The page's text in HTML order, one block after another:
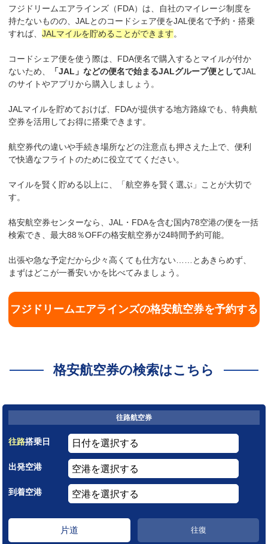
フジドリームエアラインズ（FDA）は、自社のマイレージ制度を
持たないものの、JALとのコードシェア便をJAL便名で予約・搭乗
すれば、JALマイルを貯めることができます。
コードシェア便を使う際は、FDA便名で購入するとマイルが付か
ないため、
「JAL」などの便名で始まるJALグループ便としてJAL
のサイトやアプリから購入しましょう。
JALマイルを貯めておけば、FDAが提供する地方路線でも、特典航
空券を活用してお得に搭乗できます。
航空券代の違いや手続き場所などの注意点も押さえた上で、便利
で快適なフライトのために役立ててください。
マイルを賢く貯める以上に、「航空券を賢く選ぶ」ことが大切で
す。
格安航空券センターなら、JAL・FDAを含む国内78空港の便を一括
検索でき、最大88％OFFの格安航空券が24時間予約可能。
出張や急な予定だから少々高くても仕方ない……とあきらめず、
まずはどこが一番安いかを比べてみましょう。
フジドリームエアラインズの格安航空券を予約する
格安航空券の検索はこちら
往路航空券
往路搭乗日
出発空港
到着空港
片道 往復